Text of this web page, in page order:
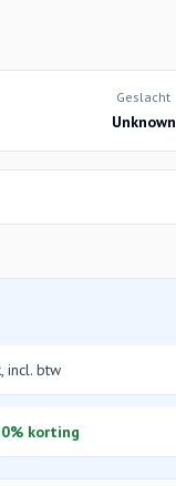
Geslacht
Unknown
, incl. btw
korting